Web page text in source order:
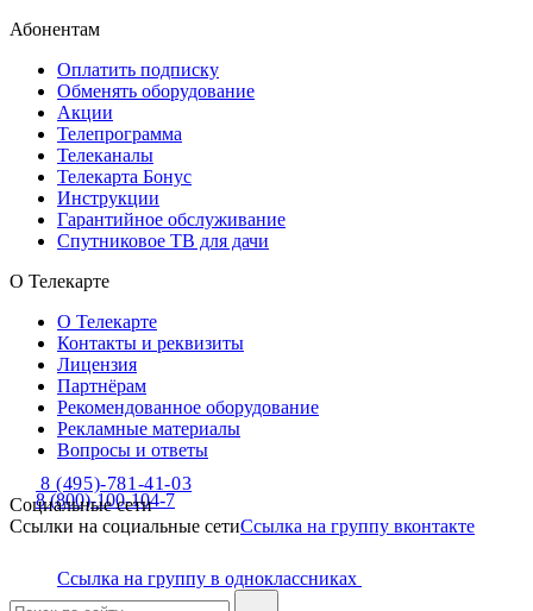
Абонентам
Оплатить подписку
Обменять оборудование
Акции
Телепрограмма
Телеканалы
Телекарта Бонус
Инструкции
Гарантийное обслуживание
Спутниковое ТВ для дачи
О Телекарте
О Телекарте
Контакты и реквизиты
Лицензия
Партнёрам
Рекомендованное оборудование
Рекламные материалы
Вопросы и ответы
8 (800)-100-104-7
8 (495)-781-41-03
Социальные сети
Ссылки на социальные сетиСсылка на группу вконтакте
Ссылка на группу в одноклассниках